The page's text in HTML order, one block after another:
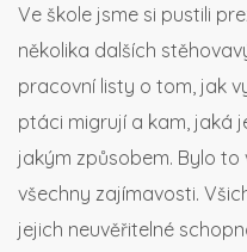
Ve škole jsme si pustili
několika dalších
pracovní listy o tom, jak
ptáci migrují a kam, jaká
jakým způsobem. Bylo
všechny zajímavosti.
jejich neuvěřitelné